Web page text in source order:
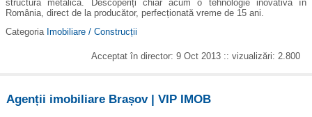
structură metalică. Descoperiți chiar acum o tehnologie inovativă în
România, direct de la producător, perfecționată vreme de 15 ani.
Categoria Imobiliare / Construcții
Acceptat în director: 9 Oct 2013 :: vizualizări: 2.800
Agenții imobiliare Brașov | VIP IMOB